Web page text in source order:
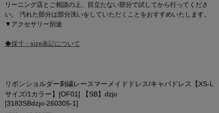
リーニング店とご相談の上、目立たない部分で試してから行ってくださ
い。 汚れた部分は部分洗いをしていただくことをおすすめいたします。
▼アクセサリー別途
◆採寸・size表記について